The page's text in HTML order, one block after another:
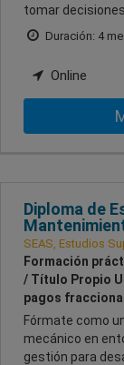
tomar
Duración: 4
Online
Diploma de
SEAS, Estudios
Formación
/ Título Propio
pagos
Fórmate como
mecánico en
gestión para